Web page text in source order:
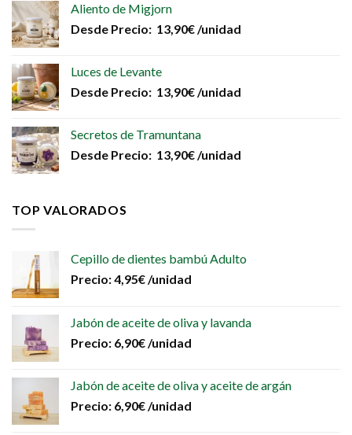
Aliento de Migjorn
Desde Precio: 13,90€/unidad
Luces de Levante
Desde Precio: 13,90€/unidad
Secretos de Tramuntana
Desde Precio: 13,90€/unidad
TOP VALORADOS
Cepillo de dientes bambú Adulto
Precio:4,95€/unidad
Jabón de aceite de oliva y lavanda
Precio: 6,90€/unidad
Jabón de aceite de oliva y aceite de argán
Precio: 6,90€/unidad